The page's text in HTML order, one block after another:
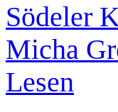
Södeler
Micha
Lesen